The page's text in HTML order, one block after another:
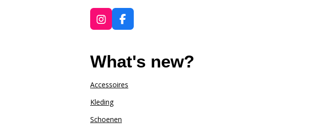
I
n
t
a
r
m
F
a
b
o
What's new?
Accessoires
Kleding
Schoenen